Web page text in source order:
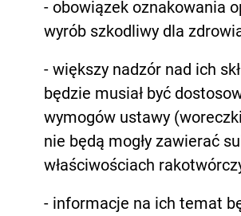
- obowiązek oznakowania
wyrób szkodliwy dla
- większy nadzór nad ich
będzie musiał być
wymogów ustawy
nie będą mogły zawierać
właściwościach
- informacje na ich temat